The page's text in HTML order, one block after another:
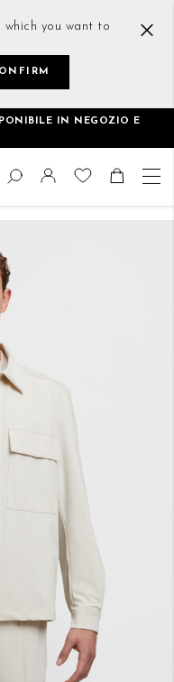
you want to
IN NEGOZIO E
Cambia
Cerca